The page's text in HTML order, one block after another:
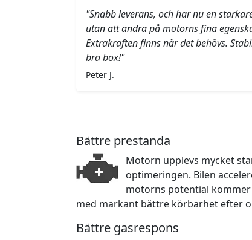
"Snabb leverans, och har nu en
utan att ändra på motorns fina
Extrakraften finns när det behövs.
bra box!"
Peter J.
Bättre prestanda
Motorn upplevs mycket
optimeringen. Bilen
motorns potential
med markant bättre körbarhet efter
Bättre gasrespons